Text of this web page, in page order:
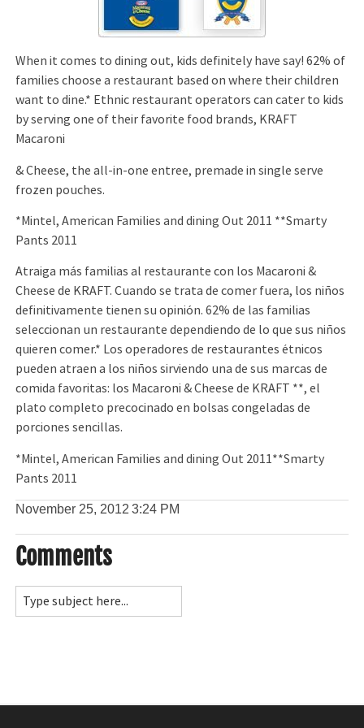
When it comes to dining out, kids deﬁnitely have say! 62% of
families choose a restaurant based on where their children
want to dine.* Ethnic restaurant operators can cater to kids
by serving one of their favorite food brands, KRAFT
Macaroni
& Cheese, the all-in-one entree, premade in single serve
frozen pouches.
*Mintel, American Families and dining Out 2011 **Smarty
Pants 2011
Atraiga más familias al restaurante con los Macaroni &
Cheese de KRAFT. Cuando se trata de comer fuera, los niños
deﬁnitivamente tienen su opinión. 62% de las familias
seleccionan un restaurante dependiendo de lo que sus niños
quieren comer.* Los operadores de restaurantes étnicos
pueden atraen a los niños sirviendo una de sus marcas de
comida favoritas: los Macaroni & Cheese de KRAFT **, el
plato completo precocinado en bolsas congeladas de
porciones sencillas.
*Mintel, American Families and dining Out 2011**Smarty
Pants 2011
November 25, 2012 3:24 PM
Comments